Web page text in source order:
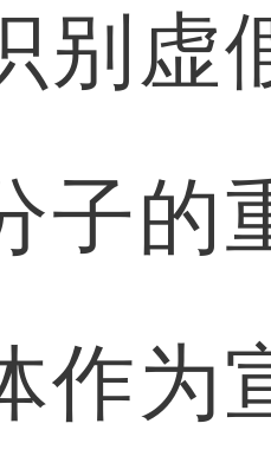
别虚
子的
作为